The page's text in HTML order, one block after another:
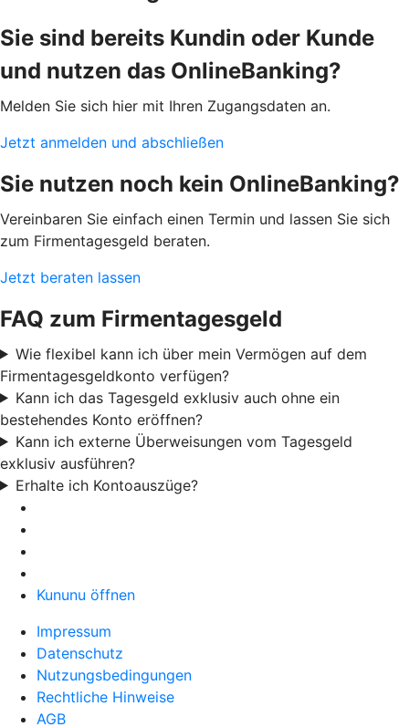
Sie sind bereits Kundin oder Kunde
und nutzen das OnlineBanking?
Melden Sie sich hier mit Ihren Zugangsdaten an.
Jetzt anmelden und abschließen
Sie nutzen noch kein OnlineBanking?
Vereinbaren Sie einfach einen Termin und lassen Sie sich
zum Firmentagesgeld beraten.
Jetzt beraten lassen
FAQ zum Firmentagesgeld
Wie flexibel kann ich über mein Vermögen auf dem
Firmentagesgeldkonto verfügen?
Kann ich das Tagesgeld exklusiv auch ohne ein
bestehendes Konto eröffnen?
Kann ich externe Überweisungen vom Tagesgeld
exklusiv ausführen?
Erhalte ich Kontoauszüge?
Kununu öffnen
Impressum
Datenschutz
Nutzungsbedingungen
Rechtliche Hinweise
AGB